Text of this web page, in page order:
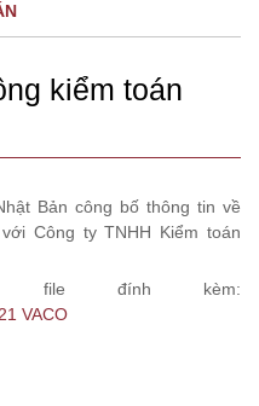
kiểm toán
Bản công bố thông tin về
Công ty TNHH Kiểm toán
đính kèm:
VACO